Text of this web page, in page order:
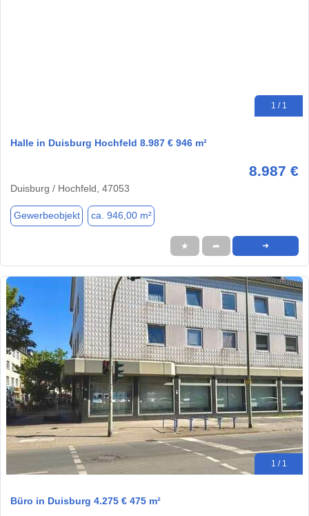
1 / 1
Halle in Duisburg Hochfeld 8.987 € 946 m²
8.987 €
Duisburg / Hochfeld, 47053
Gewerbeobjekt ca. 946,00 m²
★ ➦ ➜
1 / 1
Büro in Duisburg 4.275 € 475 m²